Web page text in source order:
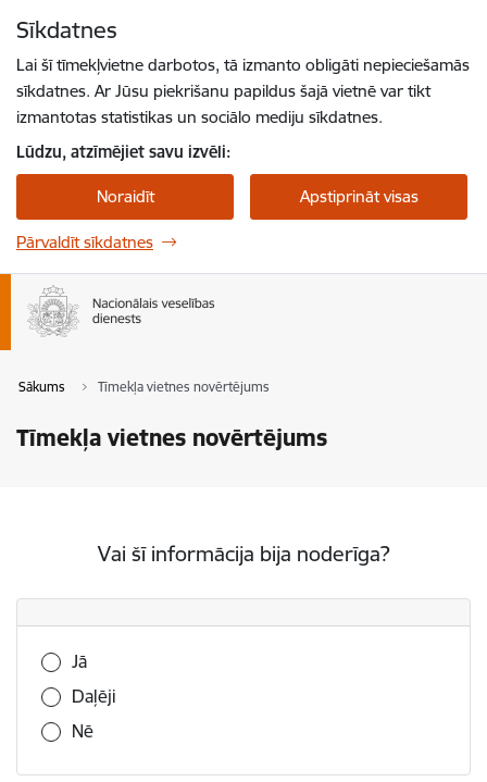
Sīkdatnes
Lai šī tīmekļvietne darbotos, tā izmanto obligāti nepieciešamās
sīkdatnes. Ar Jūsu piekrišanu papildus šajā vietnē var tikt
izmantotas statistikas un sociālo mediju sīkdatnes.
Lūdzu, atzīmējiet savu izvēli:
Noraidīt Apstiprināt visas
Pārvaldīt sīkdatnes
Sākums Tīmekļa vietnes novērtējums
Tīmekļa vietnes novērtējums
Vai šī informācija bija noderīga?
Vai šī informācija bija noderīga?
Jā
Daļēji
Nē